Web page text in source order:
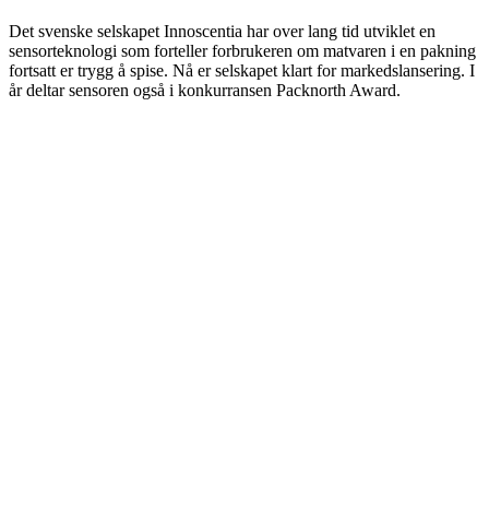
Det svenske selskapet Innoscentia har over lang tid utviklet en
sensorteknologi som forteller forbrukeren om matvaren i en pakning
fortsatt er trygg å spise. Nå er selskapet klart for markedslansering. I
år deltar sensoren også i konkurransen Packnorth Award.